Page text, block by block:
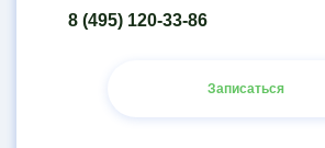
8 (495) 120-33-86
Записаться